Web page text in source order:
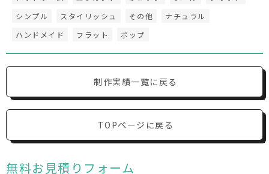
シンプル
スタイリッシュ その他
ナチュラル
ハンドメイド
フラット ポップ
制作実績一覧に戻る
TOPページに戻る
無料お見積りフォーム